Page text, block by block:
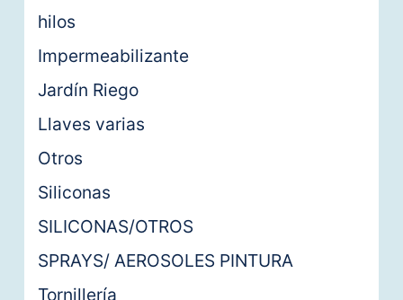
hilos
Impermeabilizante
Jardín Riego
Llaves varias
Otros
Siliconas
SILICONAS/OTROS
SPRAYS/ AEROSOLES PINTURA
Tornillería